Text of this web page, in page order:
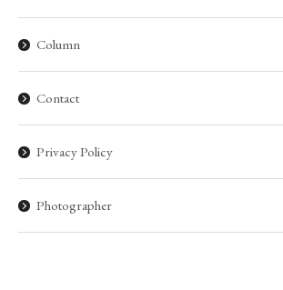
Column
Contact
Privacy Policy
Photographer